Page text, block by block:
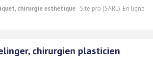
chirurgie esthétique- Site pro (SARL). En ligne
chirurgien plasticien